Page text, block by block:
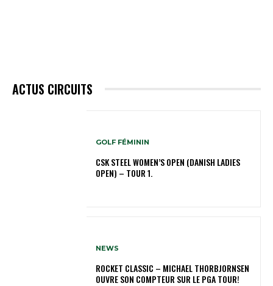
ACTUS CIRCUITS
GOLF FÉMININ
CSK STEEL WOMEN’S OPEN (DANISH LADIES
OPEN) – TOUR 1.
NEWS
ROCKET CLASSIC – MICHAEL THORBJORNSEN
OUVRE SON COMPTEUR SUR LE PGA TOUR!